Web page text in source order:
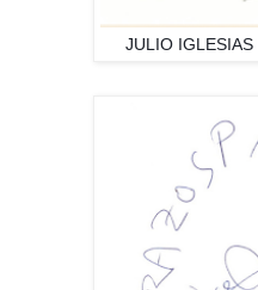
JULIO IGLESIAS